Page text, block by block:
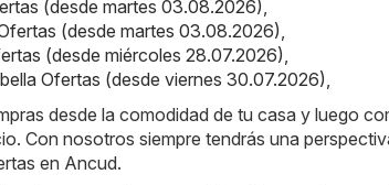
(desde martes 03.08.2026)
(desde martes 03.08.2026)
(desde miércoles 28.07.2026)
Ofertas (desde viernes 30.07.2026)
desde la comodidad de tu casa y luego
Con nosotros siempre tendrás una
en Ancud.